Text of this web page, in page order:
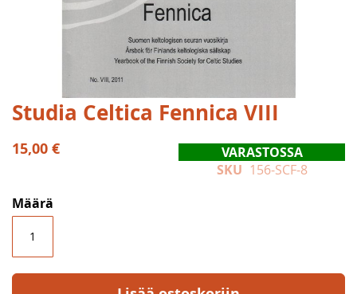
Skip
to
the
beginning
images
gallery
Studia Celtica Fennica VIII
15,00 €
VARASTOSSA
SKU 156-SCF-8
Määrä